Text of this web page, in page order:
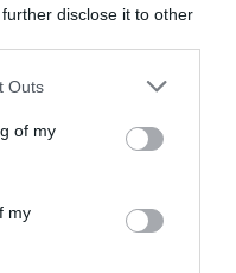
disclose it to other
Outs
of my
my
provida impulsa una
el derecho a la vida
fecundación”
no perseguía a